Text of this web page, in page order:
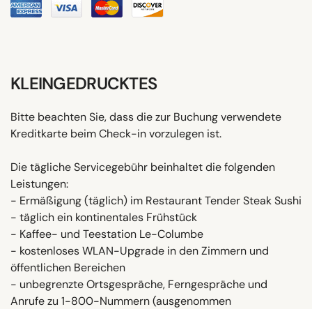
KLEINGEDRUCKTES
Bitte beachten Sie, dass die zur Buchung verwendete
Kreditkarte beim Check-in vorzulegen ist.
Die tägliche Servicegebühr beinhaltet die folgenden
Leistungen:
- Ermäßigung (täglich) im Restaurant Tender Steak Sushi
- täglich ein kontinentales Frühstück
- Kaffee- und Teestation Le-Columbe
- kostenloses WLAN-Upgrade in den Zimmern und
öffentlichen Bereichen
- unbegrenzte Ortsgespräche, Ferngespräche und
Anrufe zu 1-800-Nummern (ausgenommen